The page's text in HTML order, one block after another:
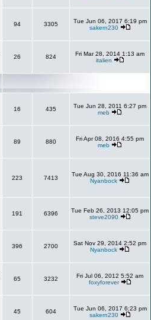
94 3305
Tue Jun 06, 2017 6:19 pm
sakern230
26 824
Fri Mar 28, 2014 1:13 am
italien
16 435
Tue Jun 28, 2011 6:27 pm
meb
89 880
Fri Apr 08, 2016 4:55 pm
meb
223 7413
Tue Aug 30, 2016 11:36 am
Nyanbock
191 6396
Tue Feb 26, 2013 12:05 pm
steve2090
396 2700
Sat Nov 29, 2014 2:52 pm
Nyanbock
65 3232
Fri Jul 06, 2012 5:52 am
foxyforever
45 604
Tue Jun 06, 2017 6:23 pm
sakern230